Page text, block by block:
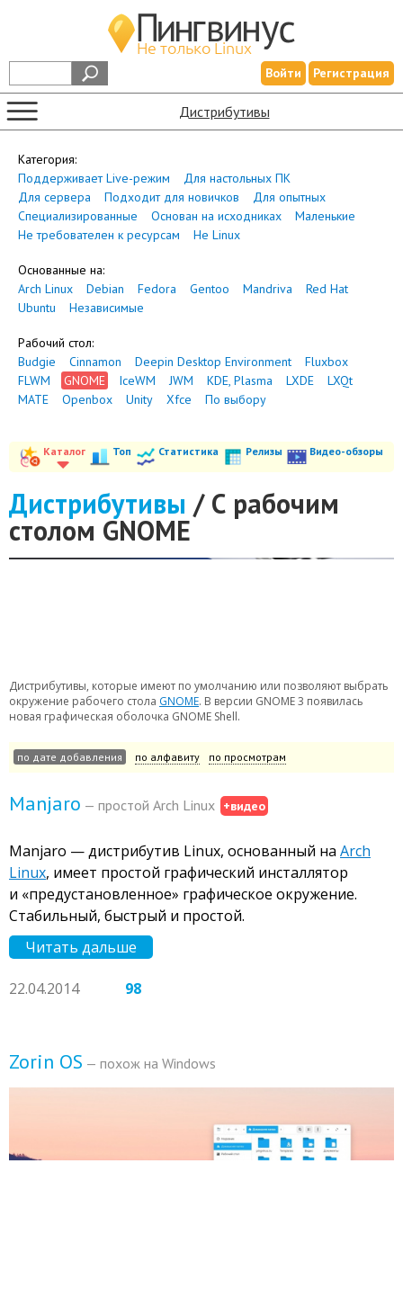
Войти Регистрация
Дистрибутивы
Каталог Топ Статистика Релизы Видео-обзоры
Дистрибутивы / С рабочим
столом GNOME
Дистрибутивы, которые имеют по умолчанию или позволяют выбрать
окружение рабочего стола GNOME. В версии GNOME 3 появилась
новая графическая оболочка GNOME Shell.
по дате добавления по алфавиту по просмотрам
Manjaro — простой Arch Linux +видео
Manjaro — дистрибутив Linux, основанный на Arch
Linux, имеет простой графический инсталлятор
и «предустановленное» графическое окружение.
Стабильный, быстрый и простой.
Читать дальше
22.04.2014 98
Zorin OS — похож на Windows
Категория:
Поддерживает Live-режим
Для настольных ПК
Для сервера
Подходит для новичков
Для опытных
Специализированные
Основан на исходниках
Маленькие
Не требователен к ресурсам
Не Linux
Основанные на:
Arch Linux
Debian Fedora Gentoo Mandriva
Red Hat
Ubuntu
Независимые
Рабочий стол:
Budgie
Cinnamon Deepin Desktop Environment
Fluxbox
FLWM
GNOME IceWM JWM KDE, Plasma LXDE
LXQt
MATE
Openbox Unity Xfce По выбору